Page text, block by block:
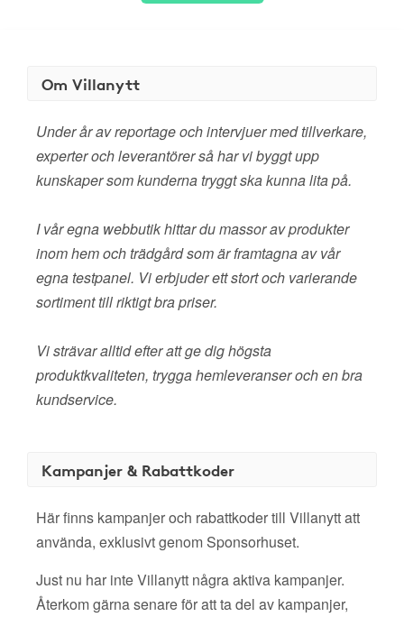
Om Villanytt
Under år av reportage och intervjuer med tillverkare,
experter och leverantörer så har vi byggt upp
kunskaper som kunderna tryggt ska kunna lita på.
I vår egna webbutik hittar du massor av produkter
inom hem och trädgård som är framtagna av vår
egna testpanel. Vi erbjuder ett stort och varierande
sortiment till riktigt bra priser.
Vi strävar alltid efter att ge dig högsta
produktkvaliteten, trygga hemleveranser och en bra
kundservice.
Kampanjer & Rabattkoder
Här finns kampanjer och rabattkoder till Villanytt att
använda, exklusivt genom Sponsorhuset.
Just nu har inte Villanytt några aktiva kampanjer.
Återkom gärna senare för att ta del av kampanjer,